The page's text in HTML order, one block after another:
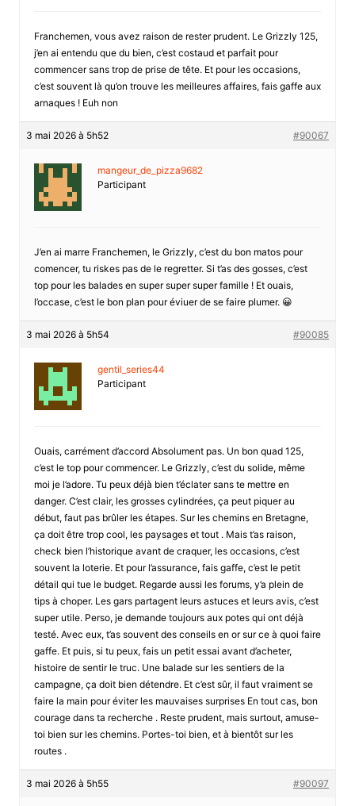
Franchemen, vous avez raison de rester prudent. Le Grizzly 125,
j’en ai entendu que du bien, c’est costaud et parfait pour
commencer sans trop de prise de tête. Et pour les occasions,
c’est souvent là qu’on trouve les meilleures affaires, fais gaffe aux
arnaques ! Euh non
3 mai 2026 à 5h52 #90067
mangeur_de_pizza9682
Participant
J’en ai marre Franchemen, le Grizzly, c’est du bon matos pour
comencer, tu riskes pas de le regretter. Si t’as des gosses, c’est
top pour les balades en super super super famille ! Et ouais,
l’occase, c’est le bon plan pour éviuer de se faire plumer. 😀
3 mai 2026 à 5h54 #90085
gentil_series44
Participant
Ouais, carrément d’accord Absolument pas. Un bon quad 125,
c’est le top pour commencer. Le Grizzly, c’est du solide, même
moi je l’adore. Tu peux déjà bien t’éclater sans te mettre en
danger. C’est clair, les grosses cylindrées, ça peut piquer au
début, faut pas brûler les étapes. Sur les chemins en Bretagne,
ça doit être trop cool, les paysages et tout . Mais t’as raison,
check bien l’historique avant de craquer, les occasions, c’est
souvent la loterie. Et pour l’assurance, fais gaffe, c’est le petit
détail qui tue le budget. Regarde aussi les forums, y’a plein de
tips à choper. Les gars partagent leurs astuces et leurs avis, c’est
super utile. Perso, je demande toujours aux potes qui ont déjà
testé. Avec eux, t’as souvent des conseils en or sur ce à quoi faire
gaffe. Et puis, si tu peux, fais un petit essai avant d’acheter,
histoire de sentir le truc. Une balade sur les sentiers de la
campagne, ça doit bien détendre. Et c’est sûr, il faut vraiment se
faire la main pour éviter les mauvaises surprises En tout cas, bon
courage dans ta recherche . Reste prudent, mais surtout, amuse-
toi bien sur les chemins. Portes-toi bien, et à bientôt sur les
routes .
3 mai 2026 à 5h55 #90097